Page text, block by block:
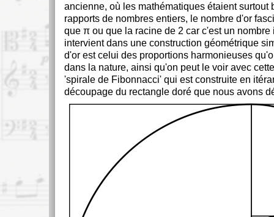
ancienne, où les mathématiques étaient surtout
rapports de nombres entiers, le nombre d'or
que π ou que la racine de 2 car c'est un nombre
intervient dans une construction géométrique
d'or est celui des proportions harmonieuses
dans la nature, ainsi qu'on peut le voir avec
'spirale de Fibonnacci' qui est construite en
découpage du rectangle doré que nous avons